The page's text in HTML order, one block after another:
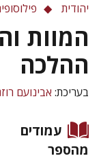
יהודית
המוות
ההלכה
בעריכת: אבינועם
עמודים
מהספר